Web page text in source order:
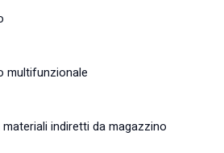
multifunzionale
indiretti da magazzino